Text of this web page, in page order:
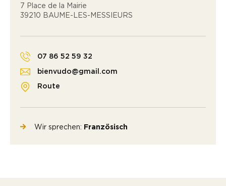
7 Place de la Mairie
39210 BAUME-LES-MESSIEURS
07 86 52 59 32
bienvudo@gmail.com
Route
Wir sprechen: Französisch